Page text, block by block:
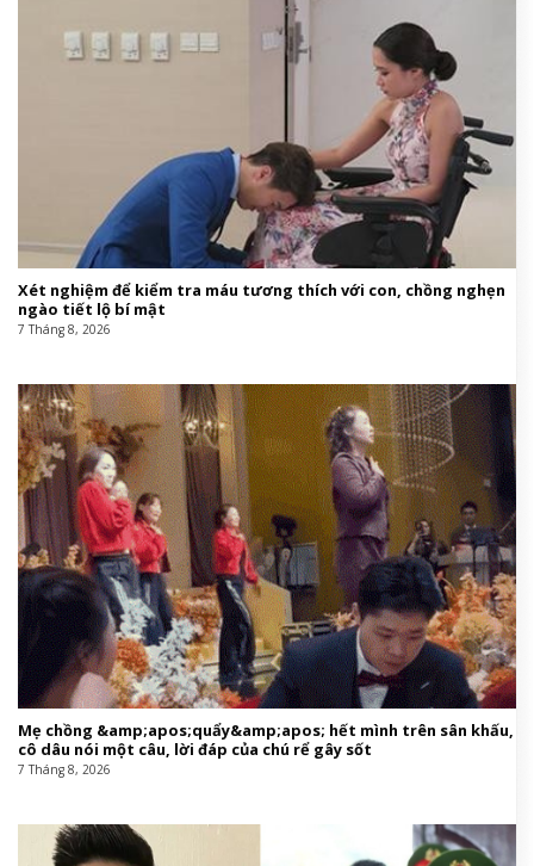
Xét nghiệm để kiểm tra máu tương thích với con, chồng nghẹn
ngào tiết lộ bí mật
7 Tháng 8, 2026
Mẹ chồng &amp;apos;quẩy&amp;apos; hết mình trên sân khấu,
cô dâu nói một câu, lời đáp của chú rể gây sốt
7 Tháng 8, 2026